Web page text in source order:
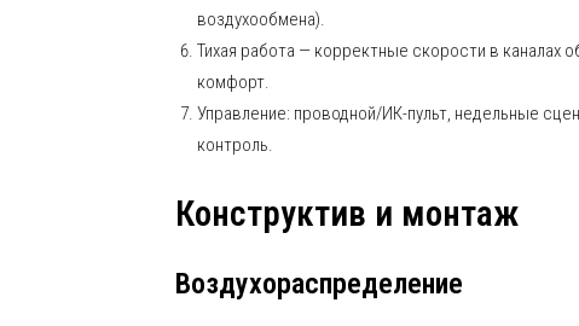
воздухообмена).
Тихая работа — корректные скорости в каналах
комфорт.
Управление: проводной/ИК-пульт, недельные
контроль.
Конструктив и монтаж
Воздухораспределение